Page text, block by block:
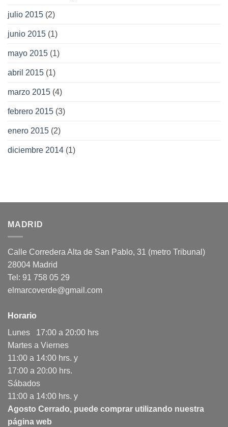
julio 2015 (2)
junio 2015 (1)
mayo 2015 (1)
abril 2015 (1)
marzo 2015 (4)
febrero 2015 (3)
enero 2015 (2)
diciembre 2014 (1)
MADRID
Calle Corredera Alta de San Pablo, 31 (metro Tribunal)
28004 Madrid
Tel: 91 758 05 29
elmarcoverde@gmail.com
Horario
Lunes 17:00 a 20:00 hrs
Martes a Viernes
11:00 a 14:00 hrs. y
17:00 a 20:00 hrs.
Sábados
11:00 a 14:00 hrs. y
Agosto Cerrado, puede comprar utilizando nuestra
página web